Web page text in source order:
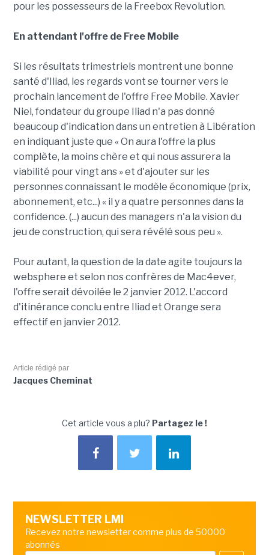
pour les possesseurs de la Freebox Revolution.
En attendant l'offre de Free Mobile
Si les résultats trimestriels montrent une bonne
santé d'Iliad, les regards vont se tourner vers le
prochain lancement de l'offre Free Mobile. Xavier
Niel, fondateur du groupe Iliad n'a pas donné
beaucoup d'indication dans un entretien à Libération
en indiquant juste que « On aura l'offre la plus
complète, la moins chère et qui nous assurera la
viabilité pour vingt ans » et d'ajouter sur les
personnes connaissant le modèle économique (prix,
abonnement, etc...) « il y a quatre personnes dans la
confidence. (...) aucun des managers n'a la vision du
jeu de construction, qui sera révélé sous peu ».
Pour autant, la question de la date agite toujours la
websphere et selon nos confrères de Mac4ever,
l'offre serait dévoilée le 2 janvier 2012. L'accord
d'itinérance conclu entre Iliad et Orange sera
effectif en janvier 2012.
Article rédigé par
Jacques Cheminat
Cet article vous a plu? Partagez le !
NEWSLETTER LMI
Recevez notre newsletter comme plus de 50000
abonnés